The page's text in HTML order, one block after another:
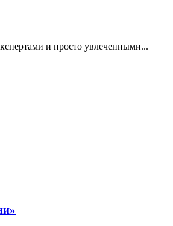
и просто увлеченными...